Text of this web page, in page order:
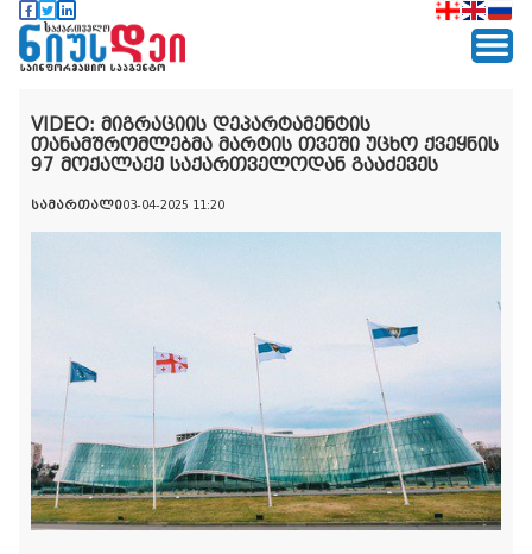
VIDEO: მიგრაციის დეპარტამენტის
თანამშრომლებმა მარტის თვეში უცხო ქვეყნის
97 მოქალაქე საქართველოდან გააძევეს
სამართალი03-04-2025 11:20